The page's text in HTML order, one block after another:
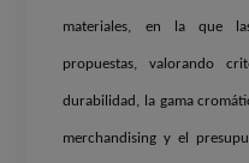
materiales, en la que
propuestas, valorando
durabilidad, la gama
merchandising y el